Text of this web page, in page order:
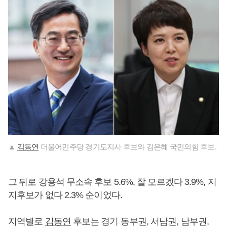
▲ 김동연 더불어민주당 경기도지사 후보와 김은혜 국민의힘 후보.
그 뒤로 강용석 무소속 후보 5.6%, 잘 모르겠다 3.9%, 지
지후보가 없다 2.3% 순이었다.
지역별로 김동연 후보는 경기 동부권, 서남권, 남부권,